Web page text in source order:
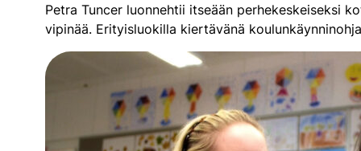
Petra Tuncer luonnehtii itseään perhekeskeiseksi
vipinää. Erityisluokilla kiertävänä